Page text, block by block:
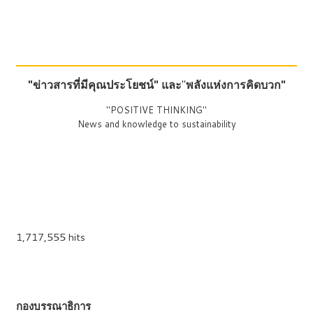
"ข่าวสารที่มีคุณประโยชน์" และ"พลังแห่งการคิดบวก"
"POSITIVE THINKING"
News and knowledge to sustainability
1,717,555 hits
กองบรรณาธิการ